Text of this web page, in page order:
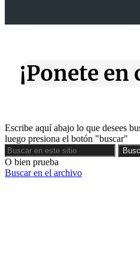
¡Ponete
Escribe aquí abajo lo que desees
luego presiona el botón "buscar"
Buscar
O bien prueba
Buscar en el archivo